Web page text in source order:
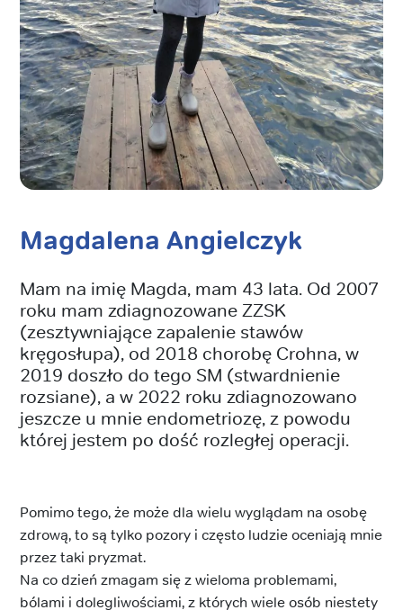
Magdalena Angielczyk
Mam na imię Magda, mam 43 lata. Od 2007
roku mam zdiagnozowane ZZSK
(zesztywniające zapalenie stawów
kręgosłupa), od 2018 chorobę Crohna, w
2019 doszło do tego SM (stwardnienie
rozsiane), a w 2022 roku zdiagnozowano
jeszcze u mnie endometriozę, z powodu
której jestem po dość rozległej operacji.
Pomimo tego, że może dla wielu wyglądam na osobę
zdrową, to są tylko pozory i często ludzie oceniają mnie
przez taki pryzmat.
Na co dzień zmagam się z wieloma problemami,
bólami i dolegliwościami, z których wiele osób niestety